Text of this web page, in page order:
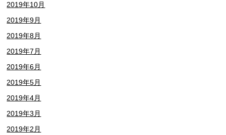
2019年10月
2019年9月
2019年8月
2019年7月
2019年6月
2019年5月
2019年4月
2019年3月
2019年2月